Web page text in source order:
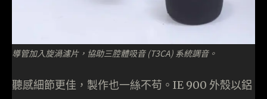
導管加入旋渦濾片，協助三腔體吸音 (T3CA) 系統調音。
聽感細節更佳，製作也一絲不苟。IE 900 外殼以鋁